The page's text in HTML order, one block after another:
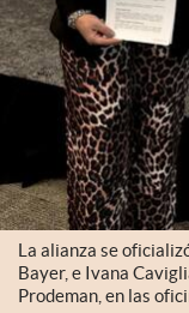
La alianza se
Bayer, e Ivana
Prodeman, en las